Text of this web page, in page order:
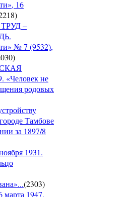
16
)
–
№ 7 (9532),
)
«Человек не
родовых
Тамбове
за 1897/8
1931.
(2303)
1947.